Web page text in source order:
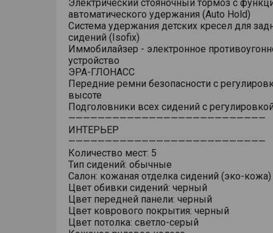
Электрический стояночный тормоз с
автоматического удержания (Auto Hold)
Система удержания детских кресел для
сидений (Isofix)
Иммобилайзер - электронное
устройство
ЭРА-ГЛОНАСС
Передние ремни безопасности с
высоте
Подголовники всех сидений с
———————————————————————————
ИНТЕРЬЕР
———————————————————————————
Количество мест: 5
Тип сидений: обычные
Салон: кожаная отделка сидений (эко-кожа)
Цвет обивки сидений: черный
Цвет передней панели: черный
Цвет коврового покрытия: черный
Цвет потолка: светло-серый